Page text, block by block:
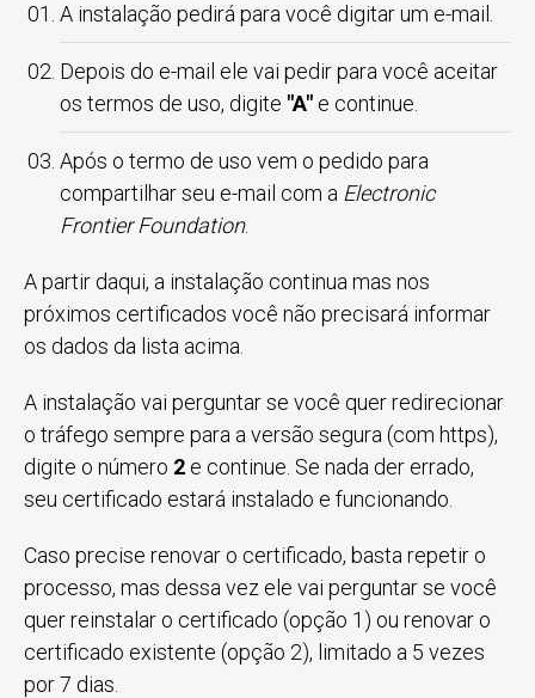
A instalação pedirá para você digitar um e-mail.
Depois do e-mail ele vai pedir para você aceitar
os termos de uso, digite "A" e continue.
Após o termo de uso vem o pedido para
compartilhar seu e-mail com a Electronic
Frontier Foundation.
A partir daqui, a instalação continua mas nos
próximos certificados você não precisará informar
os dados da lista acima.
A instalação vai perguntar se você quer redirecionar
o tráfego sempre para a versão segura (com https),
digite o número 2 e continue. Se nada der errado,
seu certificado estará instalado e funcionando.
Caso precise renovar o certificado, basta repetir o
processo, mas dessa vez ele vai perguntar se você
quer reinstalar o certificado (opção 1) ou renovar o
certificado existente (opção 2), limitado a 5 vezes
por 7 dias.